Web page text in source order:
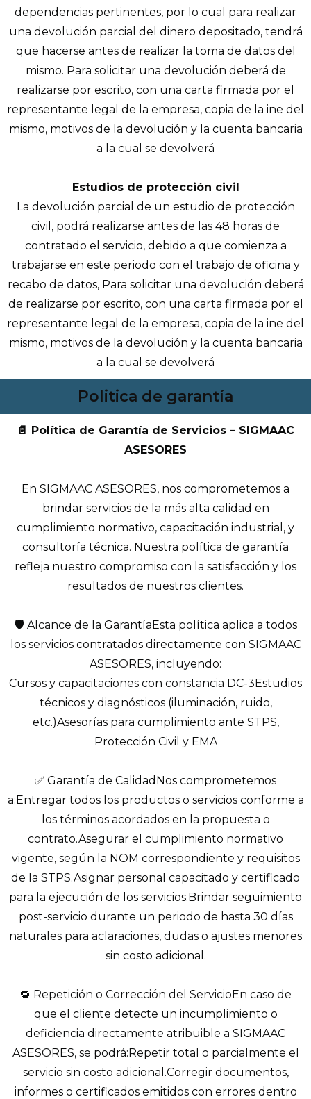
dependencias pertinentes, por lo cual para realizar
una devolución parcial del dinero depositado, tendrá
que hacerse antes de realizar la toma de datos del
mismo. Para solicitar una devolución deberá de
realizarse por escrito, con una carta firmada por el
representante legal de la empresa, copia de la ine del
mismo, motivos de la devolución y la cuenta bancaria
a la cual se devolverá
Estudios de protección civil
La devolución parcial de un estudio de protección
civil, podrá realizarse antes de las 48 horas de
contratado el servicio, debido a que comienza a
trabajarse en este periodo con el trabajo de oficina y
recabo de datos, Para solicitar una devolución deberá
de realizarse por escrito, con una carta firmada por el
representante legal de la empresa, copia de la ine del
mismo, motivos de la devolución y la cuenta bancaria
a la cual se devolverá
Politica de garantía
📄 Política de Garantía de Servicios – SIGMAAC
ASESORES
En SIGMAAC ASESORES, nos comprometemos a
brindar servicios de la más alta calidad en
cumplimiento normativo, capacitación industrial, y
consultoría técnica. Nuestra política de garantía
refleja nuestro compromiso con la satisfacción y los
resultados de nuestros clientes.
🛡️ Alcance de la GarantíaEsta política aplica a todos
los servicios contratados directamente con SIGMAAC
ASESORES, incluyendo:
Cursos y capacitaciones con constancia DC-3Estudios
técnicos y diagnósticos (iluminación, ruido,
etc.)Asesorías para cumplimiento ante STPS,
Protección Civil y EMA
✅ Garantía de CalidadNos comprometemos
a:Entregar todos los productos o servicios conforme a
los términos acordados en la propuesta o
contrato.Asegurar el cumplimiento normativo
vigente, según la NOM correspondiente y requisitos
de la STPS.Asignar personal capacitado y certificado
para la ejecución de los servicios.Brindar seguimiento
post-servicio durante un periodo de hasta 30 días
naturales para aclaraciones, dudas o ajustes menores
sin costo adicional.
🔁 Repetición o Corrección del ServicioEn caso de
que el cliente detecte un incumplimiento o
deficiencia directamente atribuible a SIGMAAC
ASESORES, se podrá:Repetir total o parcialmente el
servicio sin costo adicional.Corregir documentos,
informes o certificados emitidos con errores dentro